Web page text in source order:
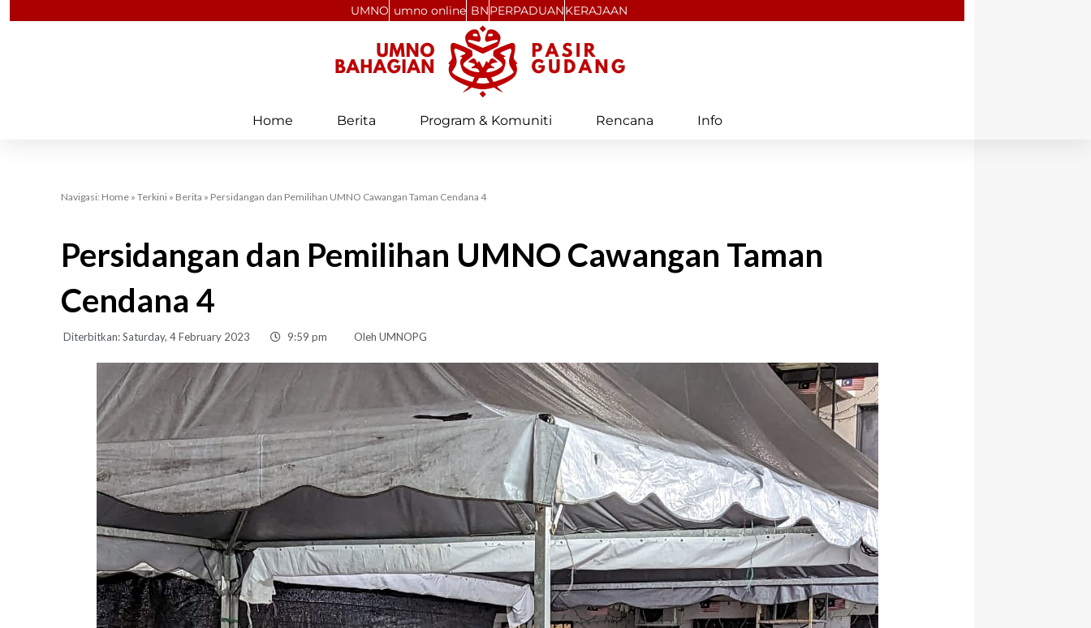
UMNO umno online BNPERPADUANKERAJAAN
Home Berita Program & Komuniti Rencana Info
Navigasi: Home » Terkini » Berita » Persidangan dan Pemilihan UMNO Cawangan Taman Cendana 4
Persidangan dan Pemilihan UMNO Cawangan Taman
Cendana 4
Diterbitkan:Saturday, 4 February 2023 9:59 pm Oleh UMNOPG